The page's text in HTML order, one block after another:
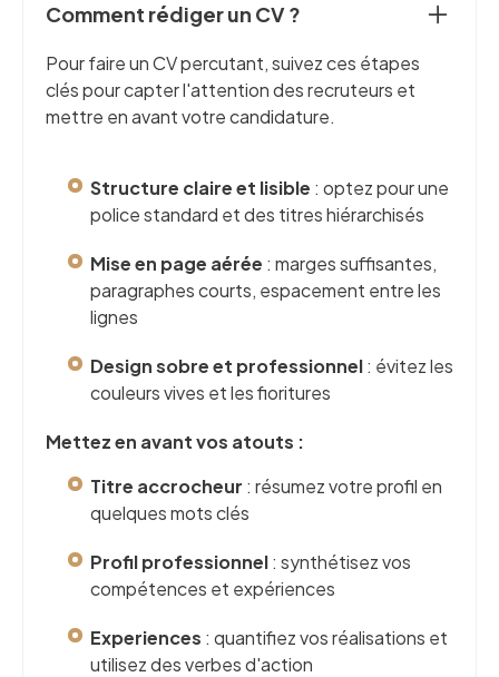
Comment rédiger un CV ?
Pour faire un CV percutant, suivez ces étapes
clés pour capter l'attention des recruteurs et
mettre en avant votre candidature.
Structure claire et lisible : optez pour une
police standard et des titres hiérarchisés
Mise en page aérée : marges suffisantes,
paragraphes courts, espacement entre les
lignes
Design sobre et professionnel: évitez les
couleurs vives et les fioritures
Mettez en avant vos atouts :
Titre accrocheur : résumez votre profil en
quelques mots clés
Profil professionnel: synthétisez vos
compétences et expériences
Experiences : quantifiez vos réalisations et
utilisez des verbes d'action